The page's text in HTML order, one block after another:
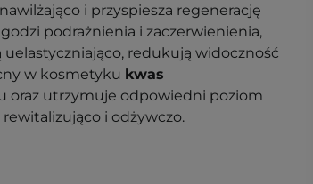
i przyspiesza regenerację
podrażnienia i zaczerwienienia,
uelastyczniająco, redukują widoczność
w kosmetyku kwas
oraz utrzymuje odpowiedni poziom
rewitalizująco i odżywczo.